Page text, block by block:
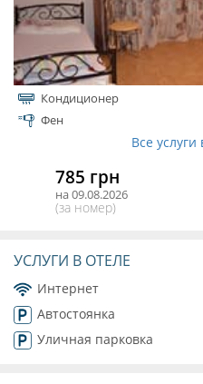
Кондиционер
Фен
Все
785 грн
на 09.08.2026
(за номер)
УСЛУГИ В ОТЕЛЕ
Интернет
Автостоянка
Уличная парковка